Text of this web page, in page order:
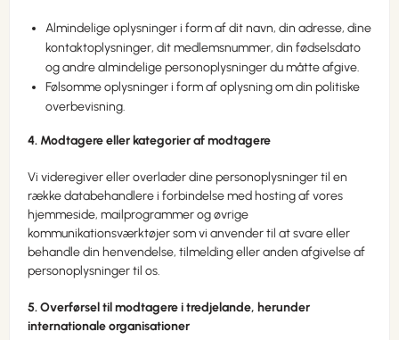
Almindelige oplysninger i form af dit navn, din adresse, dine
kontaktoplysninger, dit medlemsnummer, din fødselsdato
og andre almindelige personoplysninger du måtte afgive.
Følsomme oplysninger i form af oplysning om din politiske
overbevisning.
4. Modtagere eller kategorier af modtagere
Vi videregiver eller overlader dine personoplysninger til en
række databehandlere i forbindelse med hosting af vores
hjemmeside, mailprogrammer og øvrige
kommunikationsværktøjer som vi anvender til at svare eller
behandle din henvendelse, tilmelding eller anden afgivelse af
personoplysninger til os.
5. Overførsel til modtagere i tredjelande, herunder
internationale organisationer